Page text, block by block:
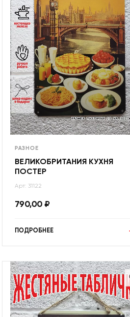
РАЗНОЕ
ВЕЛИКОБРИТАНИЯ КУХНЯ
ПОСТЕР
Арт: 31122
790,00 ₽
ПОДРОБНЕЕ